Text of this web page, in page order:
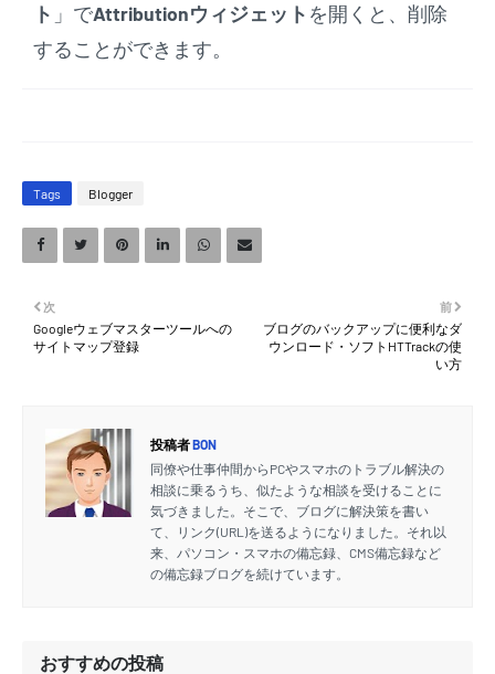
ト 」でAttributionウィジェット を開くと、削除
することができます。
Tags Blogger
前
ブログのバックアップに便利なダ
ウンロード・ソフトHTTrackの使
い方
次
Googleウェブマスターツールへの
サイトマップ登録
投稿者BON
同僚や仕事仲間からPCやスマホのトラブル解決の
相談に乗るうち、似たような相談を受けることに
気づきました。そこで、ブログに解決策を書い
て、リンク(URL)を送るようになりました。それ以
来、パソコン・スマホの備忘録、CMS備忘録など
の備忘録ブログを続けています。
おすすめの投稿